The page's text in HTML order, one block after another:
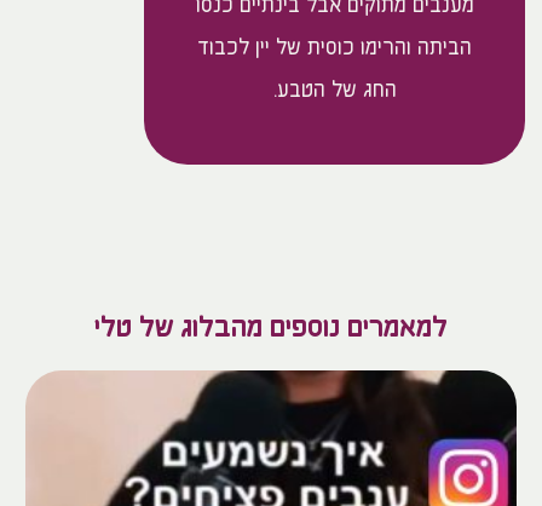
מענבים מתוקים אבל בינתיים כנסו
הביתה והרימו כוסית של יין לכבוד
החג של הטבע.
למאמרים נוספים מהבלוג של טלי